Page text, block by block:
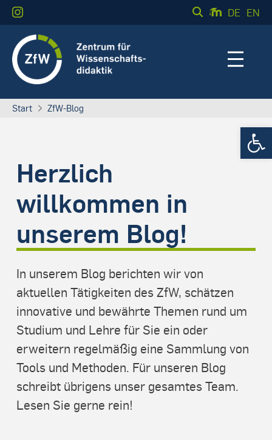
DE EN
Start ZfW-Blog
Herzlich
willkommen in
unserem Blog!
In unserem Blog berichten wir von
aktuellen Tätigkeiten des ZfW, schätzen
innovative und bewährte Themen rund um
Studium und Lehre für Sie ein oder
erweitern regelmäßig eine Sammlung von
Tools und Methoden. Für unseren Blog
schreibt übrigens unser gesamtes Team.
Lesen Sie gerne rein!